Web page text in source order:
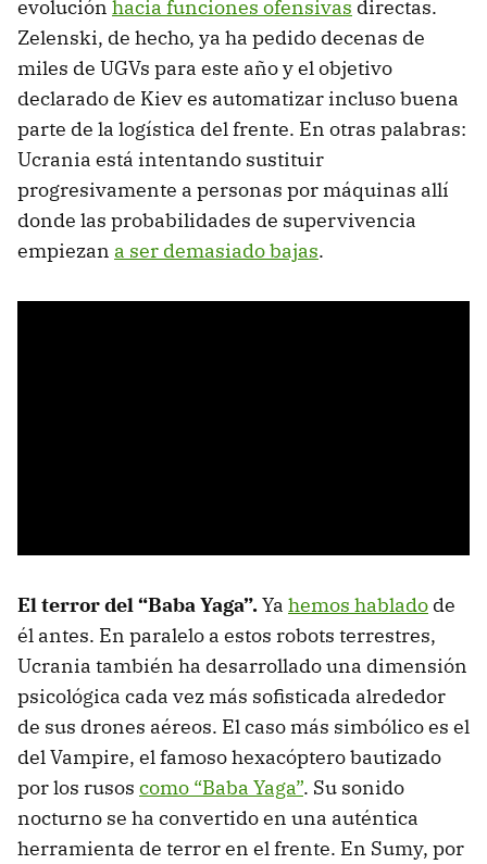
evolución hacia funciones ofensivas directas.
Zelenski, de hecho, ya ha pedido decenas de
miles de UGVs para este año y el objetivo
declarado de Kiev es automatizar incluso buena
parte de la logística del frente. En otras palabras:
Ucrania está intentando sustituir
progresivamente a personas por máquinas allí
donde las probabilidades de supervivencia
empiezan a ser demasiado bajas.
El terror del “Baba Yaga”.Ya hemos hablado de
él antes. En paralelo a estos robots terrestres,
Ucrania también ha desarrollado una dimensión
psicológica cada vez más sofisticada alrededor
de sus drones aéreos. El caso más simbólico es el
del Vampire, el famoso hexacóptero bautizado
por los rusos como “Baba Yaga”. Su sonido
nocturno se ha convertido en una auténtica
herramienta de terror en el frente. En Sumy, por